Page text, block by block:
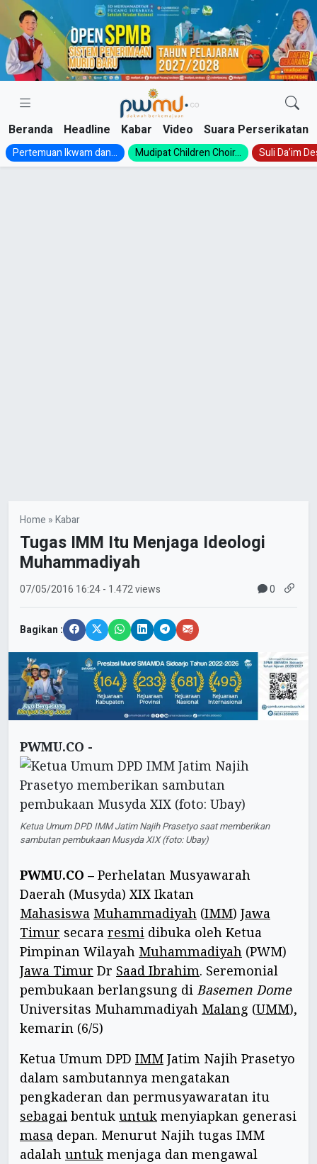
Skip
content
Beranda Headline Kabar Video Suara Perserikatan
Pertemuan Ikwam dan... Mudipat Children Choir... Suli Da’im
Home »Kabar
Tugas IMM Itu Menjaga Ideologi
Muhammadiyah
07/05/2016 16:24- 1.472 views 0
Bagikan :
PWMU.CO -
Ketua Umum DPD IMM Jatim Najih Prasetyo saat memberikan
sambutan pembukaan Musyda XIX (foto: Ubay)
PWMU.CO – Perhelatan Musyawarah
Daerah (Musyda) XIX Ikatan
Mahasiswa Muhammadiyah (IMM) Jawa
Timur secara resmi dibuka oleh Ketua
Pimpinan Wilayah Muhammadiyah (PWM)
Jawa Timur Dr Saad Ibrahim. Seremonial
pembukaan berlangsung di Basemen Dome
Universitas Muhammadiyah Malang (UMM),
kemarin (6/5)
Ketua Umum DPD IMM Jatim Najih Prasetyo
dalam sambutannya mengatakan
pengkaderan dan permusyawaratan itu
sebagai bentuk untuk menyiapkan generasi
masa depan. Menurut Najih tugas IMM
adalah untuk menjaga dan mengawal